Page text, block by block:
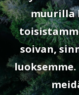
muurilla
soivan,